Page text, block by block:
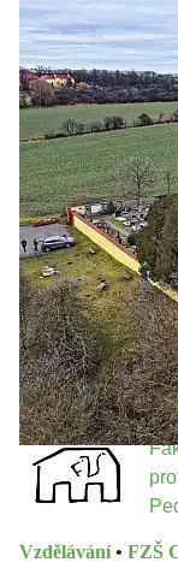
Politika • Volební
městě
Jakými nástroji
13 do procesů
Třebonice a
Metropolitn...
Vzdělávání • FZŠ